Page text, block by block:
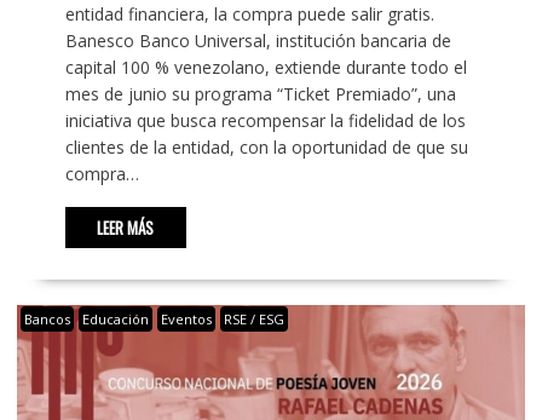
entidad financiera, la compra puede salir gratis.
Banesco Banco Universal, institución bancaria de
capital 100 % venezolano, extiende durante todo el
mes de junio su programa “Ticket Premiado”, una
iniciativa que busca recompensar la fidelidad de los
clientes de la entidad, con la oportunidad de que su
compra…
LEER MÁS
Bancos Educación Eventos RSE / ESG